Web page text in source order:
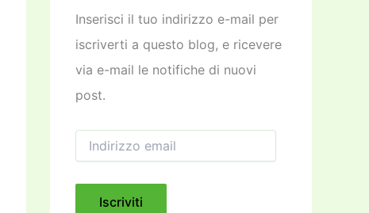
Inserisci il tuo indirizzo e-mail per
iscriverti a questo blog, e ricevere
via e-mail le notifiche di nuovi
post.
i
Iscriviti